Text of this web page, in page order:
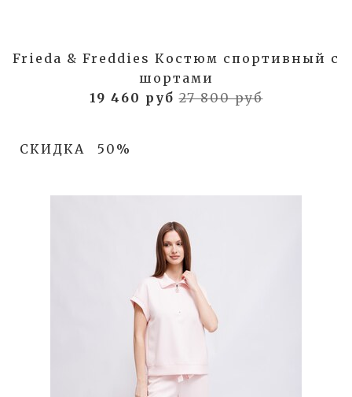
Frieda & Freddies Костюм спортивный с
шортами
19 460 руб27 800 руб
СКИДКА 50%